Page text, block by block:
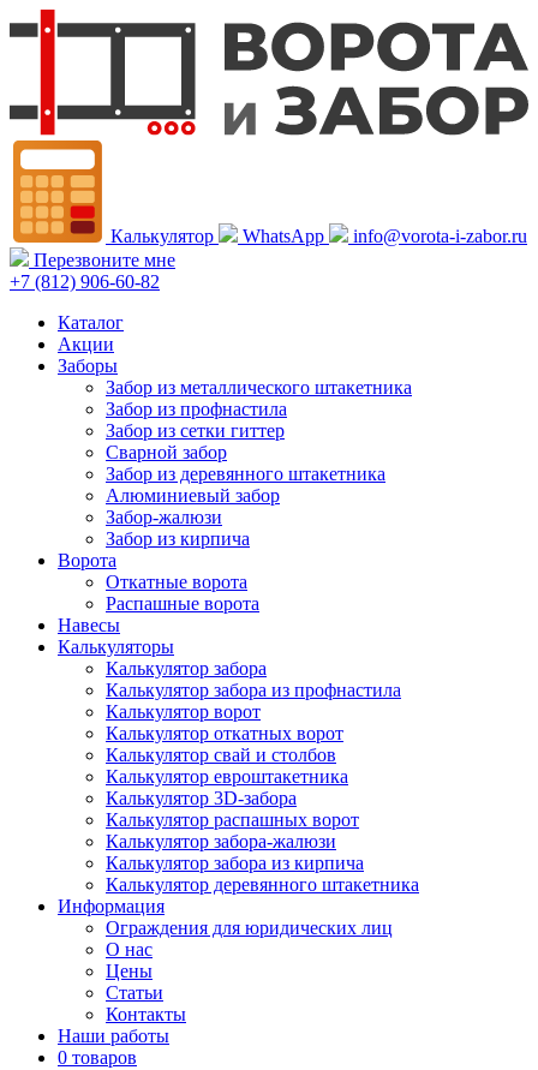
Калькулятор WhatsApp
info@vorota-i-zabor.ru
Перезвоните мне
+7 (812) 906-60-82
Каталог
Акции
Заборы
Забор из металлического штакетника
Забор из профнастила
Забор из сетки гиттер
Сварной забор
Забор из деревянного штакетника
Алюминиевый забор
Забор-жалюзи
Забор из кирпича
Ворота
Откатные ворота
Распашные ворота
Навесы
Калькуляторы
Калькулятор забора
Калькулятор забора из профнастила
Калькулятор ворот
Калькулятор откатных ворот
Калькулятор свай и столбов
Калькулятор евроштакетника
Калькулятор 3D-забора
Калькулятор распашных ворот
Калькулятор забора-жалюзи
Калькулятор забора из кирпича
Калькулятор деревянного штакетника
Информация
Ограждения для юридических лиц
О нас
Цены
Статьи
Контакты
Наши работы
0 товаров